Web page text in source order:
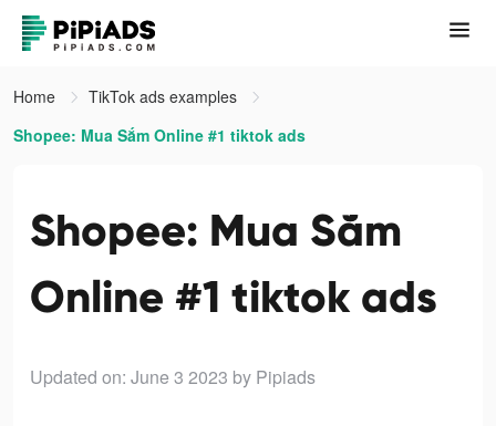
Home
TikTok ads examples
Shopee: Mua Sắm Online #1 tiktok ads
Shopee: Mua Sắm
Online #1 tiktok ads
Updated on: June 3 2023 by Pipiads